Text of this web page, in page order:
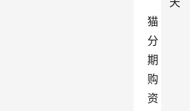
猫
分
期
购
资